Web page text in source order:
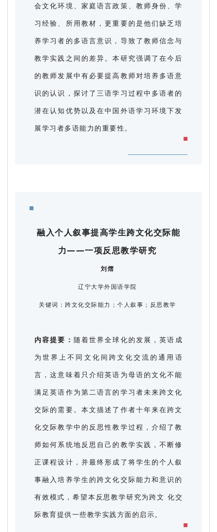
会文化环境、家庭语言政策、教师身份、学
习经验、所用教材，更重要的是他们缺乏培
养学习者的多语言意识，导致了教师信念与
教学实践之间的差异。本研究强调了在今后
的教师发展中有必要提高教师对培养多语意
识的认识，探讨了三语学习过程中多语者的
潜在认知优势以及在中国外语学习环境下发
展学习者多语能力的重要性。
融入个人叙事提高学生跨文化交际能
力——一项反思教学研究
刘熠
辽宁大学外国语学院
关键词：跨文化交际能力；个人叙事；反思教学
内容提要： 随着世界全球化的发展，英语成
为世界上不同文化间跨文化交流的通用语
言，这意味着只介绍英语为母语的文化不能
满足英语作为第二语言的学习者未来跨文化
交际的需要。本文描述了作者十年来在跨文
化交际教学中的反思性教学过程，介绍了教
师如何系统地反思自己的教学实践，不断修
正课程设计，并最终形成了将学生的个人叙
事融入培养学生的跨文化交际能力和意识的
有效模式，希望本反思教学研究为跨文 化交
际教育提供一些教学实践方面的启示。